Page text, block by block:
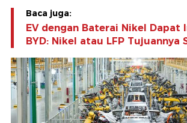
Baca juga:
EV dengan Baterai Nikel Dapat
BYD: Nikel atau LFP Tujuannya